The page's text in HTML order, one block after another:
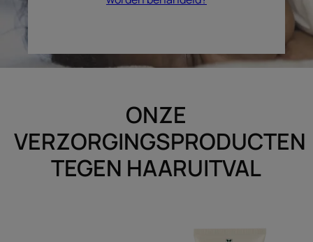
ONZE
VERZORGINGSPRODUCTEN
TEGEN HAARUITVAL